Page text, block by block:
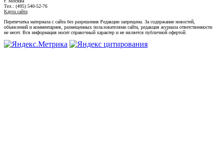
Тел.: (495) 540-52-76
Карта сайта
Перепечатка материала с сайта без разрешения Редакции запрещена. За содержание новостей,
объявлений и комментариев, размещенных пользователями сайта, редакция журнала ответственности
не несет. Вся информация носит справочный характер и не является публичной офертой.